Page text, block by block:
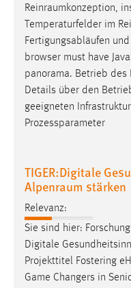
Reinraumkonzeption,
Temperaturfelder im
Fertigungsabläufen
browser must have
panorama. Betrieb des
Details über den
geeigneten
Prozessparameter
TIGER:Digitale
Alpenraum stärken
Relevanz:
Sie sind hier: Forschung
Digitale
Projekttitel Fostering
Game Changers in